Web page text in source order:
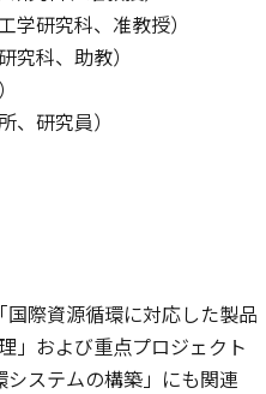
研究科、准教授）
科、助教）
研究員）
際資源循環に対応した製品
」および重点プロジェクト
ステムの構築」にも関連